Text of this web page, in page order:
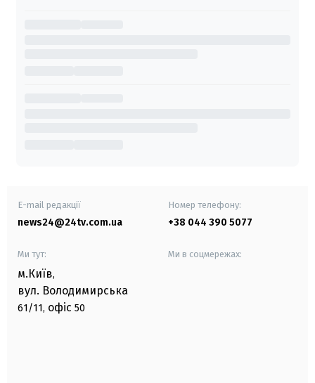
E-mail редакції
news24@24tv.com.ua
Номер телефону:
+38 044 390 5077
Ми тут:
м.Київ,
вул. Володимирська
61/11, офіс 50
Ми в соцмережах: